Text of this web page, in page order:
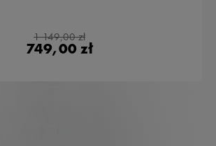
1 149,00 zł
749,00 zł